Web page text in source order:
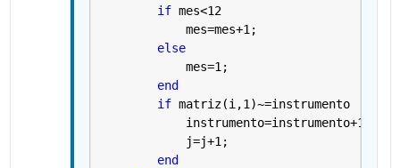
if mes<12
            mes=mes+1;
else
            mes=1;
end
if matriz(i,1)~=instrumento
            instrumento=instrumento+1;
            j=j+1;
end